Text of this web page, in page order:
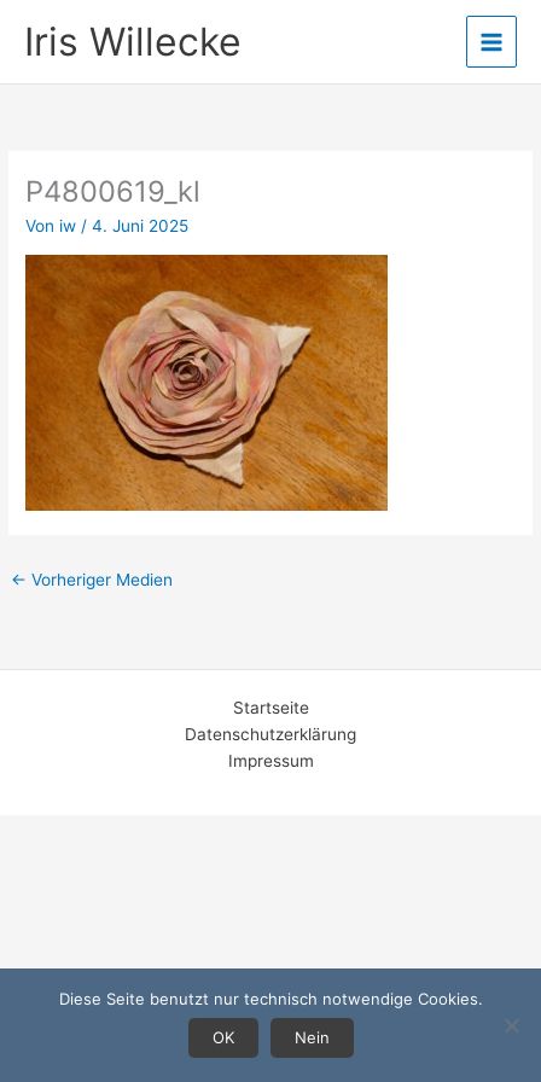
InhaltIris Willecke
P4800619_kl
Von iw /4. Juni 2025
← Vorheriger Medien
Startseite
Datenschutzerklärung
Impressum
Diese Seite benutzt nur technisch notwendige Cookies.
OK
Nein